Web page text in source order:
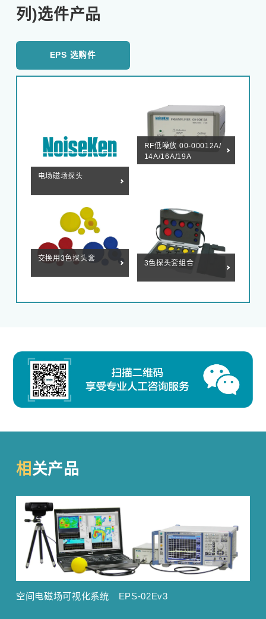
列)选件产品
EPS 选购件
电场磁场探头
RF低噪放 00-00012A/
14A/16A/19A
交换用3色探头套
3色探头套组合
相关产品
空间电磁场可视化系统 EPS-02Ev3